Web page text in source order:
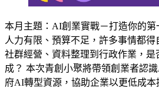
本月主題：AI創業實戰－打造你的第
人力有限、預算不足，許多事情都得
社群經營、資料整理到行政作業，
成？ 本次青創小聚將帶領創業者認
府AI轉型資源，協助企業以更低成